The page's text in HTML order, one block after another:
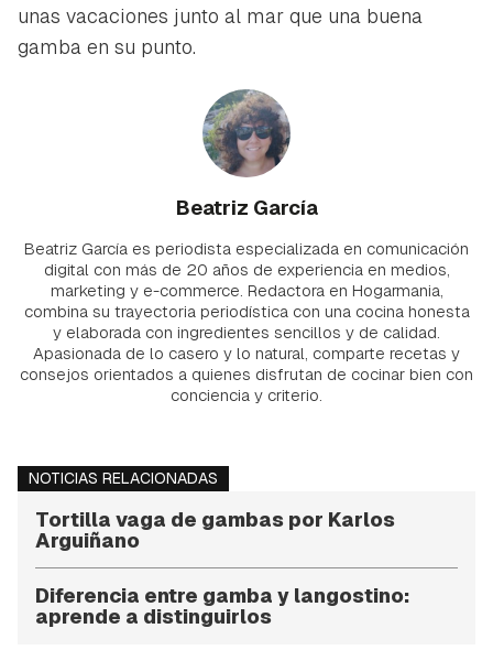
unas vacaciones junto al mar que una buena
gamba en su punto.
Beatriz García
Beatriz García es periodista especializada en comunicación
digital con más de 20 años de experiencia en medios,
marketing y e-commerce. Redactora en Hogarmania,
combina su trayectoria periodística con una cocina honesta
y elaborada con ingredientes sencillos y de calidad.
Apasionada de lo casero y lo natural, comparte recetas y
consejos orientados a quienes disfrutan de cocinar bien con
conciencia y criterio.
NOTICIAS RELACIONADAS
Tortilla vaga de gambas por Karlos
Arguiñano
Diferencia entre gamba y langostino:
aprende a distinguirlos